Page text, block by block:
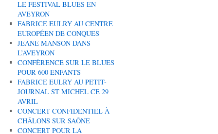
LE FESTIVAL BLUES EN
AVEYRON
FABRICE EULRY AU CENTRE
EUROPÉEN DE CONQUES
JEANE MANSON DANS
L’AVEYRON
CONFÉRENCE SUR LE BLUES
POUR 600 ENFANTS
FABRICE EULRY AU PETIT-
JOURNAL ST MICHEL CE 29
AVRIL
CONCERT CONFIDENTIEL À
CHÂLONS SUR SAÔNE
CONCERT POUR LA